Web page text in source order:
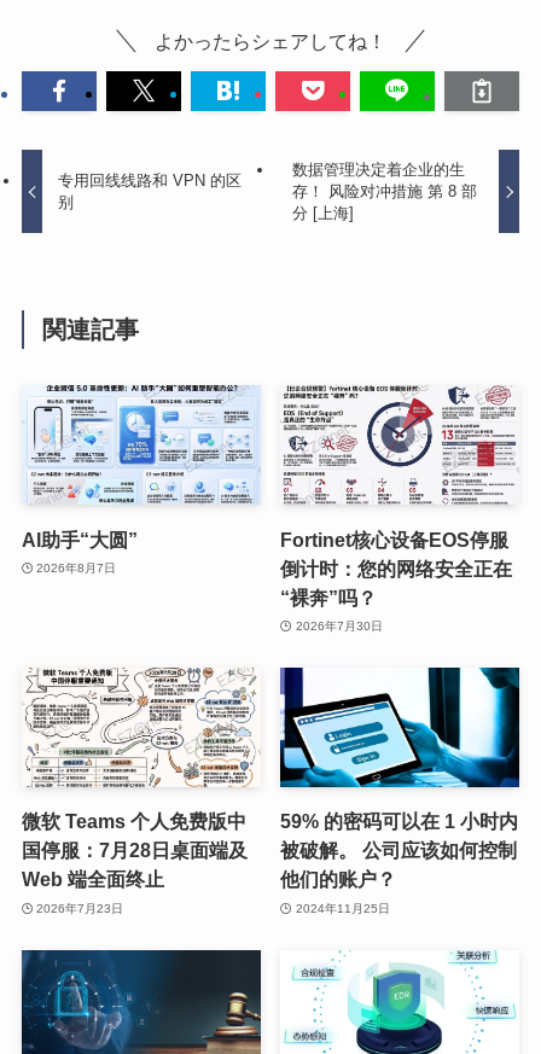
よかったらシェアしてね！
专用回线线路和 VPN 的区
别
数据管理决定着企业的生
存！ 风险对冲措施 第 8 部
分 [上海]
関連記事
AI助手“大圆”
2026年8月7日
Fortinet核心设备EOS停服
倒计时：您的网络安全正在
“裸奔”吗？
2026年7月30日
微软 Teams 个人免费版中
国停服：7月28日桌面端及
Web 端全面终止
2026年7月23日
59% 的密码可以在 1 小时内
被破解。 公司应该如何控制
他们的账户？
2024年11月25日